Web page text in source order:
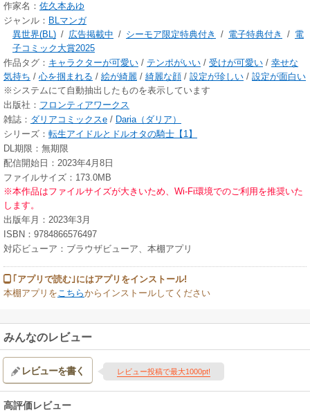
作家名： 佐久本あゆ
ジャンル： BLマンガ
異世界(BL) / 広告掲載中 / シーモア限定特典付き / 電子特典付き / 電
子コミック大賞2025
作品タグ： キャラクターが可愛い / テンポがいい / 受けが可愛い / 幸せな
気持ち / 心を掴まれる / 絵が綺麗 / 綺麗な顔 / 設定が珍しい / 設定が面白い
※システムにて自動抽出したものを表示しています
出版社： フロンティアワークス
雑誌： ダリアコミックスe / Daria（ダリア）
シリーズ： 転生アイドルとドルオタの騎士【1】
DL期限：無期限
配信開始日：2023年4月8日
ファイルサイズ：173.0MB
※本作品はファイルサイズが大きいため、Wi-Fi環境でのご利用を推奨いた
します。
出版年月：2023年3月
ISBN：9784866576497
対応ビューア：ブラウザビューア、本棚アプリ
｢アプリで読む｣にはアプリをインストール!
本棚アプリをこちらからインストールしてください
みんなのレビュー
レビューを書く レビュー投稿で最大1000pt!
高評価レビュー